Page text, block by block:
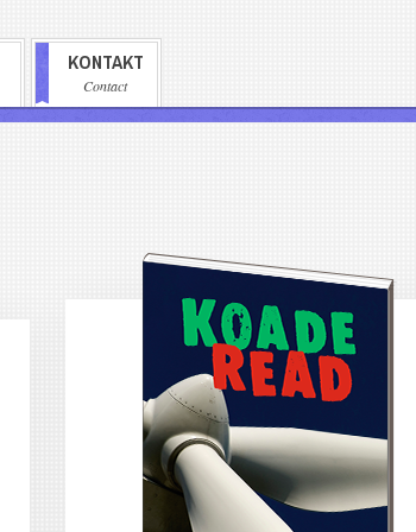
KONTAKT
Contact